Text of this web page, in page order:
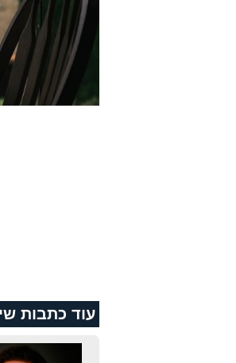
עוד כתבות